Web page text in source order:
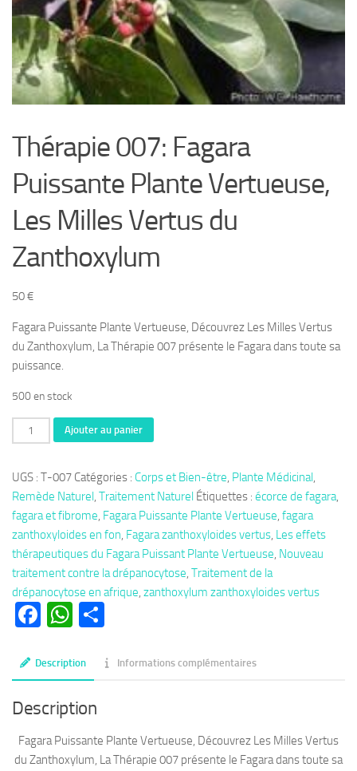
Thérapie 007: Fagara
Puissante Plante Vertueuse,
Les Milles Vertus du
Zanthoxylum
50€
Fagara Puissante Plante Vertueuse, Découvrez Les Milles Vertus
du Zanthoxylum, La Thérapie 007 présente le Fagara dans toute sa
puissance.
500 en stock
quantité
de
007:
Fagara
Puissante
Plante
Vertueuse,
Les
Milles
Vertus
Zanthoxylum
Ajouter au panier
UGS : T-007 Catégories : Corps et Bien-être, Plante Médicinal,
Remède Naturel, Traitement Naturel Étiquettes : écorce de fagara,
fagara et fibrome, Fagara Puissante Plante Vertueuse, fagara
zanthoxyloides en fon, Fagara zanthoxyloides vertus, Les effets
thérapeutiques du Fagara Puissant Plante Vertueuse, Nouveau
traitement contre la drépanocytose, Traitement de la
drépanocytose en afrique, zanthoxylum zanthoxyloides vertus
Facebook
WhatsApp
Description Informations complémentaires
Description
Fagara Puissante Plante Vertueuse, Découvrez Les Milles Vertus
du Zanthoxylum, La Thérapie 007 présente le Fagara dans toute sa